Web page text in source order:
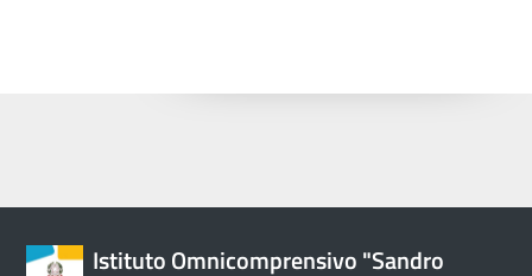
Istituto Omnicomprensivo "Sandro